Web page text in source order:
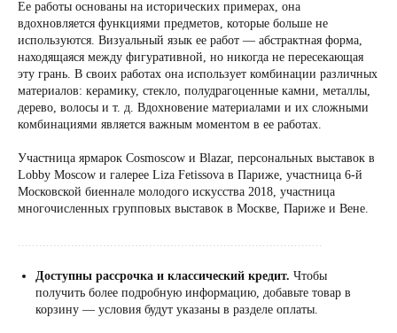
Ее работы основаны на исторических примерах, она
вдохновляется функциями предметов, которые больше не
используются. Визуальный язык ее работ — абстрактная форма,
находящаяся между фигуративной, но никогда не пересекающая
эту грань. В своих работах она использует комбинации различных
материалов: керамику, стекло, полудрагоценные камни, металлы,
дерево, волосы и т. д. Вдохновение материалами и их сложными
комбинациями является важным моментом в ее работах.
Участница ярмарок Cosmoscow и Blazar, персональных выставок в
Lobby Moscow и галерее Liza Fetissova в Париже, участница 6-й
Московской биеннале молодого искусства 2018, участница
многочисленных групповых выставок в Москве, Париже и Вене.
......................................................................................
Доступны рассрочка и классический кредит. Чтобы
получить более подробную информацию, добавьте товар в
корзину — условия будут указаны в разделе оплаты.